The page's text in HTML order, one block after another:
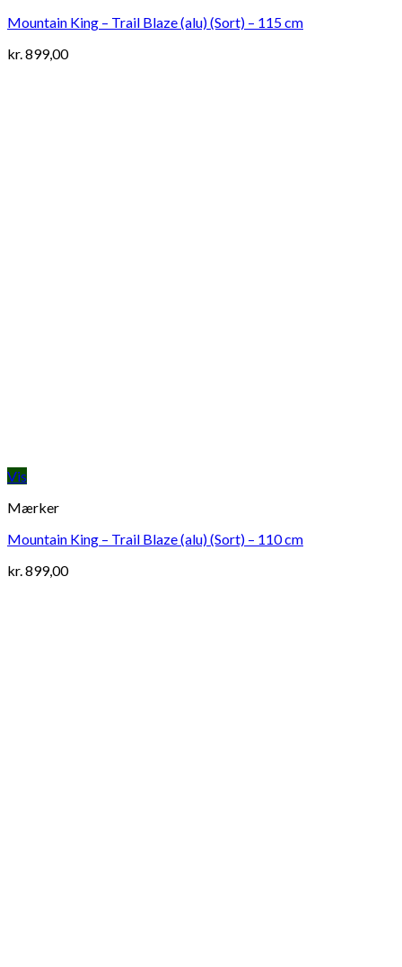
Mountain King – Trail Blaze (alu) (Sort) – 115 cm
kr.899,00
Vis
Mærker
Mountain King – Trail Blaze (alu) (Sort) – 110 cm
kr.899,00